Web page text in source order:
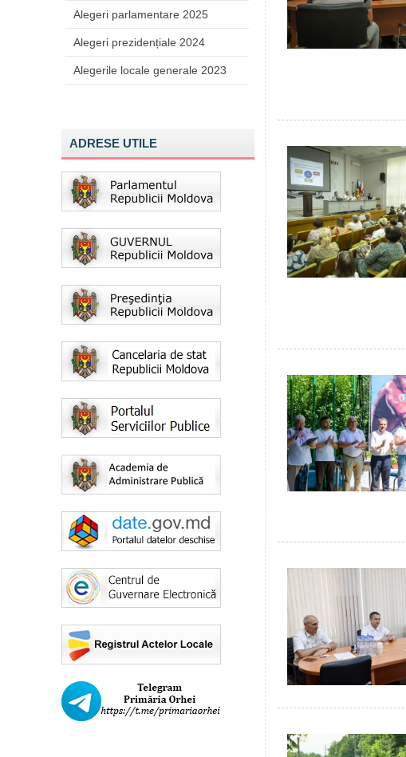
Alegeri parlamentare 2025
Alegeri prezidențiale 2024
Alegerile locale generale 2023
ADRESE UTILE